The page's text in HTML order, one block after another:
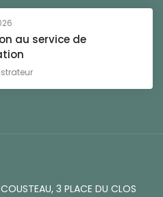
au service de
3 PLACE DU CLOS